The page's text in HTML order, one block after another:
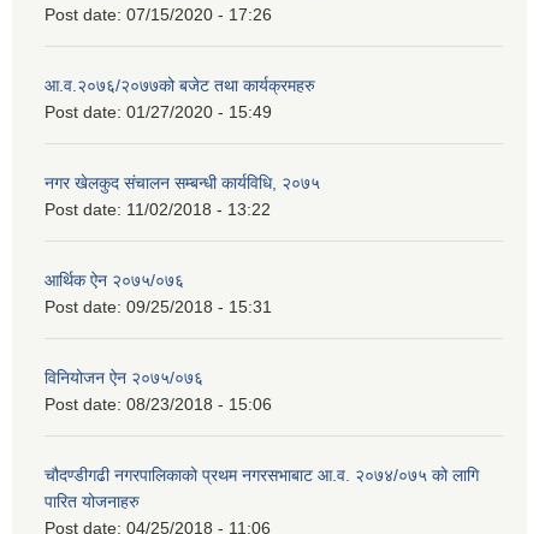
Post date: 07/15/2020 - 17:26
आ.व.२०७६/२०७७को बजेट तथा कार्यक्रमहरु
Post date: 01/27/2020 - 15:49
नगर खेलकुद संचालन सम्बन्धी कार्यविधि, २०७५
Post date: 11/02/2018 - 13:22
आर्थिक ऐन २०७५/०७६
Post date: 09/25/2018 - 15:31
विनियोजन ऐन २०७५/०७६
Post date: 08/23/2018 - 15:06
चौदण्डीगढी नगरपालिकाको प्रथम नगरसभाबाट आ.व. २०७४/०७५ को लागि
पारित योजनाहरु
Post date: 04/25/2018 - 11:06